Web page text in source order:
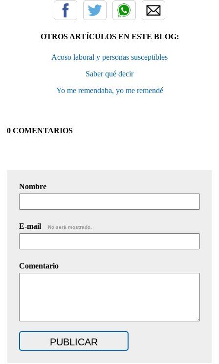
OTROS ARTÍCULOS EN ESTE BLOG:
Acoso laboral y personas susceptibles
Saber qué decir
Yo me remendaba, yo me remendé
0 COMENTARIOS
Nombre
E-mail No será mostrado.
Comentario